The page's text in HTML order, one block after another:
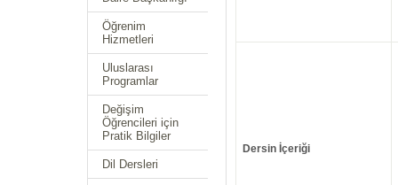
Öğrenim
Hizmetleri
Uluslarası
Programlar
Değişim
Öğrencileri için
Pratik Bilgiler
Dil Dersleri
Dersin İçeriği